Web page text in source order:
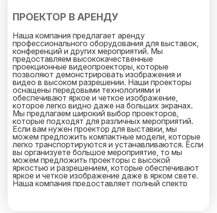
сутки.
ПРОЕКТОР В АРЕНДУ
Наша компания предлагает аренду
профессионального оборудования для выставок,
конференций и других мероприятий. Мы
предоставляем высококачественные
проекционные видеопроекторы, которые
позволяют демонстрировать изображения и
видео в высоком разрешении. Наши проекторы
оснащены передовыми технологиями и
обеспечивают яркое и четкое изображение,
которое легко видно даже на больших экранах.
Мы предлагаем широкий выбор проекторов,
которые подходят для различных мероприятий.
Если вам нужен проектор для выставки, мы
можем предложить компактные модели, которые
легко транспортируются и устанавливаются. Если
вы организуете большое мероприятие, то мы
можем предложить проекторы с высокой
яркостью и разрешением, которые обеспечивают
яркое и четкое изображение даже в ярком свете.
Наша компания предоставляет полный спектр